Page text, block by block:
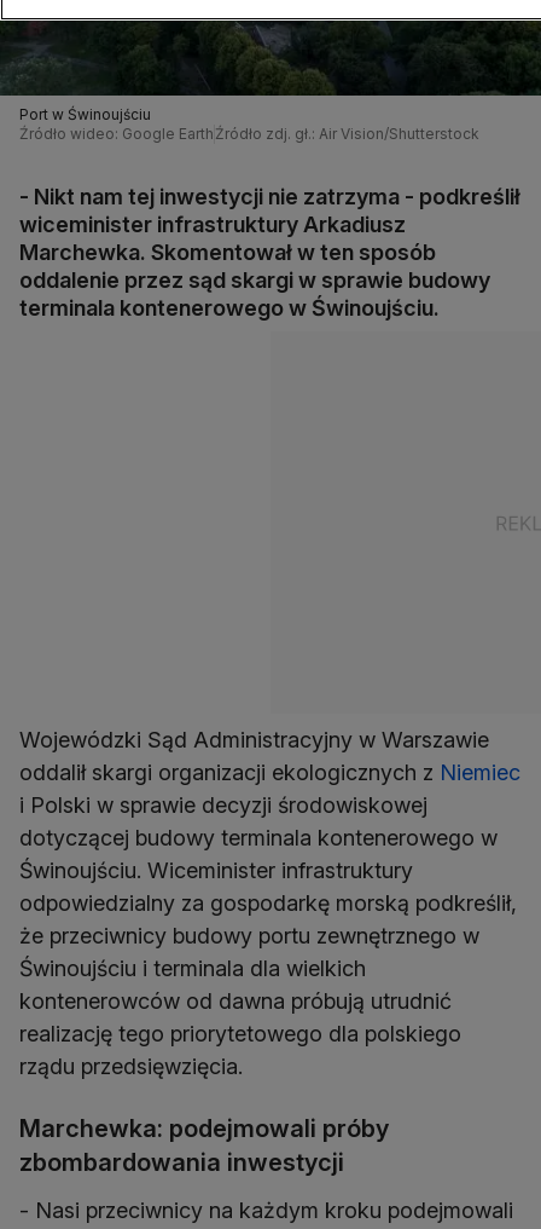
Port w Świnoujściu
Źródło wideo: Google Earth Źródło zdj. gł.: Air Vision/Shutterstock
- Nikt nam tej inwestycji nie zatrzyma - podkreślił
wiceminister infrastruktury Arkadiusz
Marchewka. Skomentował w ten sposób
oddalenie przez sąd skargi w sprawie budowy
terminala kontenerowego w Świnoujściu.
Wojewódzki Sąd Administracyjny w Warszawie
oddalił skargi organizacji ekologicznych z Niemiec
i Polski w sprawie decyzji środowiskowej
dotyczącej budowy terminala kontenerowego w
Świnoujściu. Wiceminister infrastruktury
odpowiedzialny za gospodarkę morską podkreślił,
że przeciwnicy budowy portu zewnętrznego w
Świnoujściu i terminala dla wielkich
kontenerowców od dawna próbują utrudnić
realizację tego priorytetowego dla polskiego
rządu przedsięwzięcia.
Marchewka: podejmowali próby
zbombardowania inwestycji
- Nasi przeciwnicy na każdym kroku podejmowali